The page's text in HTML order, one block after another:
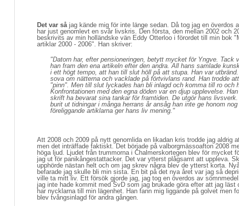
Det var såjag kände mig för inte länge sedan. Då tog jag en överdos
har just genomlevt en svår livskris. Den första, den mellan 2002 och
beskrivits av min holländske vän Eddy Otterloo i förordet till min bok
artiklar 2000 - 2006". Han skriver:
"Datorn har, efter pensioneringen, betytt mycket för Yngve. Tack
han fram den ena artikeln efter den andra. All hans samlade
i ett högt tempo, att han till slut höll på att stupa. Han var
sova om nätterna och vacklade på förtvivlans rand. Han trodde
"pinn". Men till slut lyckades han bli inlagd och komma till ro och
Konfrontationen med den egna döden var en djup upplevelse.
skrift ha bevarat sina tankar för framtiden. De utgör hans
burit ut tidningar i många herrans år ansåg han inte ge honom
föreliggande artiklarna ger hans liv mening."
Att 2008 och 2009 på nytt genomlida en likadan kris trodde jag aldrig
men det inträffade faktiskt. Det började på valborgmässoafton 2008
höga ljud. Ljudet från trummorna i Chalmerskortegen blev för mycket
jag ut för panikångestattacker. Det var ytterst plågsamt att uppleva.
upphörde nästan helt och om jag skrev några blev de ytterst korta.
befarade jag skulle bli min sista. En bit på det nya året var jag så
ville ta mitt liv. Ett försök gjorde jag, jag tog en överdos av
jag inte hade kommit med SvD som jag brukade göra efter att jag läst
har nycklarna till min lägenhet. Han fann mig liggande på golvet men
blev tvångsinlagd för andra gången.